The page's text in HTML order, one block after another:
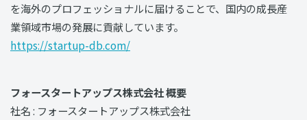
を海外のプロフェッショナルに届けることで、国内の成長産
業領域市場の発展に貢献しています。
https://startup-db.com/
フォースタートアップス株式会社 概要
社名 : フォースタートアップス株式会社